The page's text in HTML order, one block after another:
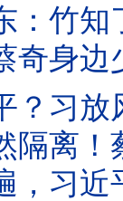
境新规：请配合放弃
人物？辛奇养父辛
摊牌、躺平！党内
搜索结果习近平
大乱，军头全员